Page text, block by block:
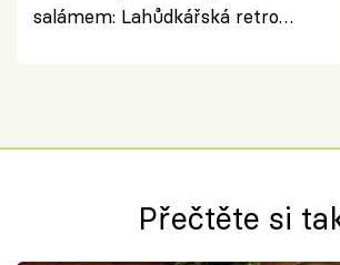
salámem: Lahůdkářská retro
Přečtěte si